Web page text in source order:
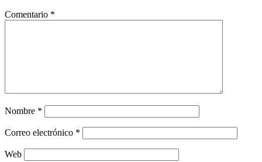
Comentario *
Nombre *
Correo electrónico *
Web